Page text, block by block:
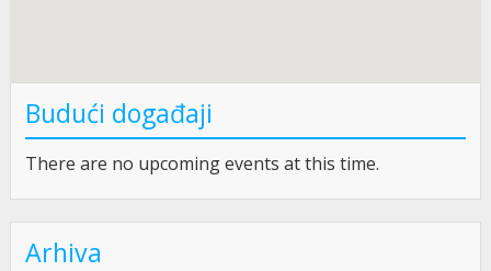
Budući događaji
There are no upcoming events at this time.
Arhiva